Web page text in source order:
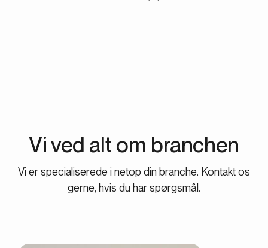
Vi ved alt om branchen
Vi er specialiserede i netop din branche. Kontakt os
gerne, hvis du har spørgsmål.